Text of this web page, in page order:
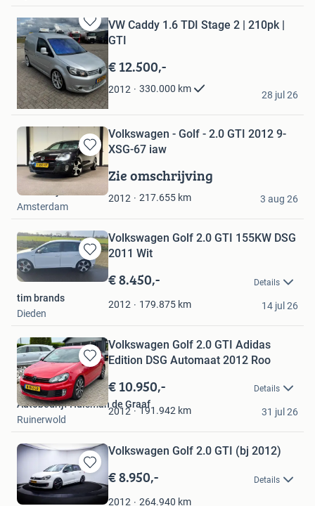
Bewaren
in
Mijn
Favorieten
VW Caddy 1.6 TDI Stage 2 | 210pk |
GTI
€ 12.500,-
2012 330.000 km
Bas Derksen
Krabbendijke
28 jul 26
Bewaren
in
Mijn
Favorieten
Volkswagen - Golf - 2.0 GTI 2012 9-
XSG-67 iaw
Zie omschrijving
2012 217.655 km
Troostwijk Auctions
Amsterdam
3 aug 26
Bewaren
in
Favorieten
Volkswagen Golf 2.0 GTI 155KW DSG
2011 Wit
€ 8.450,- Details
2012 179.875 km
tim brands
Dieden
14 jul 26
Bewaren
in
Mijn
Favorieten
Volkswagen Golf 2.0 GTI Adidas
Edition DSG Automaat 2012 Roo
€ 10.950,- Details
2012 191.942 km
Autobedrijf Huisman de Graaf
Ruinerwold
31 jul 26
Bewaren
in
Mijn
Volkswagen Golf 2.0 GTI (bj 2012)
€ 8.950,- Details
2012 264.940 km